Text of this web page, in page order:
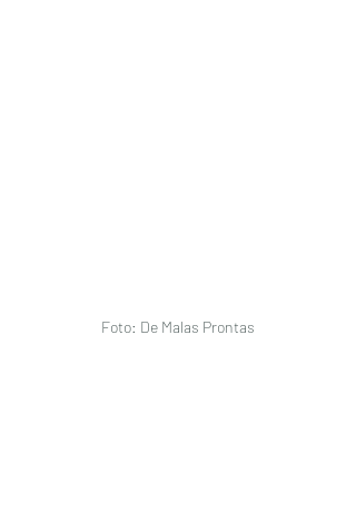
Foto: De Malas Prontas